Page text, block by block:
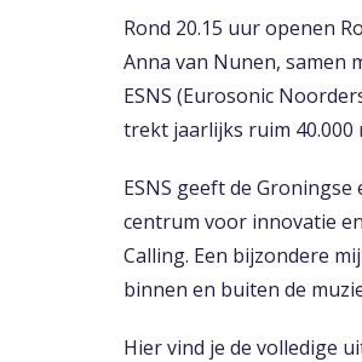
Rond 20.15 uur openen
Anna van Nunen, samen
ESNS (Eurosonic
trekt jaarlijks ruim 40.000
ESNS geeft de
centrum voor innovatie
Calling. Een bijzondere
binnen en buiten de
Hier vind je de volledige